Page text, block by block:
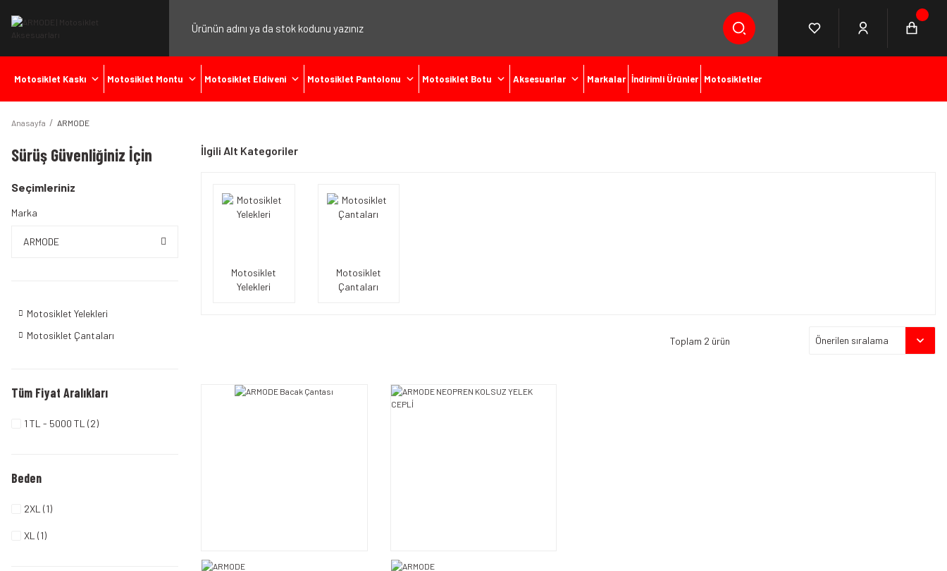
Motosiklet Kaskı Motosiklet Montu Motosiklet Eldiveni Motosiklet Pantolonu Motosiklet Botu Aksesuarlar Markalar İndirimli Ürünler Motosikletler
Anasayfa ARMODE
Sürüş Güvenliğiniz İçin
Seçimleriniz
Marka
ARMODE
Motosiklet Yelekleri
Motosiklet Çantaları
Tüm Fiyat Aralıkları
1 TL - 5000 TL (2)
Beden
2XL (1)
XL (1)
İlgili Alt Kategoriler
Motosiklet
Yelekleri
Motosiklet
Çantaları
Toplam 2 ürün